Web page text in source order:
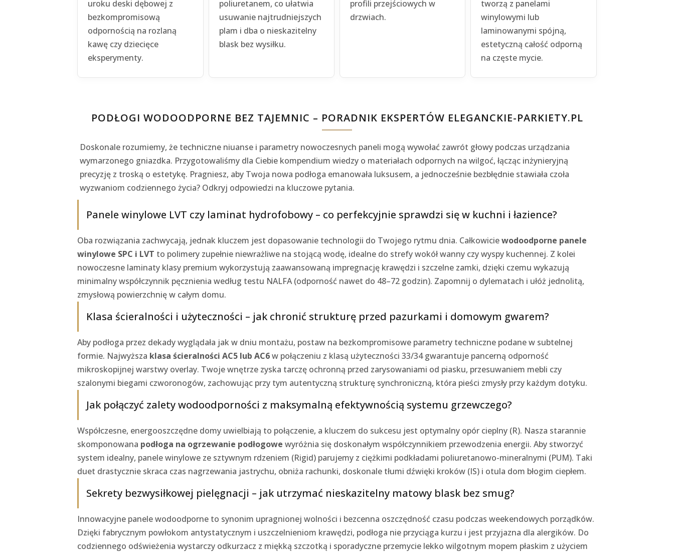
uroku deski dębowej z
bezkompromisową
odpornością na rozlaną
kawę czy dziecięce
eksperymenty.
poliuretanem, co ułatwia
usuwanie najtrudniejszych
plam i dba o nieskazitelny
blask bez wysiłku.
profili przejściowych w
drzwiach.
tworzą z panelami
winylowymi lub
laminowanymi spójną,
estetyczną całość odporną
na częste mycie.
PODŁOGI WODOODPORNE BEZ TAJEMNIC – PORADNIK EKSPERTÓW ELEGANCKIE-PARKIETY.PL
Doskonale rozumiemy, że techniczne niuanse i parametry nowoczesnych paneli mogą wywołać zawrót głowy podczas urządzania
wymarzonego gniazdka. Przygotowaliśmy dla Ciebie kompendium wiedzy o materiałach odpornych na wilgoć, łącząc inżynieryjną
precyzję z troską o estetykę. Pragniesz, aby Twoja nowa podłoga emanowała luksusem, a jednocześnie bezbłędnie stawiała czoła
wyzwaniom codziennego życia? Odkryj odpowiedzi na kluczowe pytania.
Panele winylowe LVT czy laminat hydrofobowy – co perfekcyjnie sprawdzi się w kuchni i łazience?
Oba rozwiązania zachwycają, jednak kluczem jest dopasowanie technologii do Twojego rytmu dnia. Całkowiciewodoodporne panele
winylowe SPC i LVT to polimery zupełnie niewrażliwe na stojącą wodę, idealne do strefy wokół wanny czy wyspy kuchennej. Z kolei
nowoczesne laminaty klasy premium wykorzystują zaawansowaną impregnację krawędzi i szczelne zamki, dzięki czemu wykazują
minimalny współczynnik pęcznienia według testu NALFA (odporność nawet do 48–72 godzin). Zapomnij o dylematach i ułóż jednolitą,
zmysłową powierzchnię w całym domu.
Klasa ścieralności i użyteczności – jak chronić strukturę przed pazurkami i domowym gwarem?
Aby podłoga przez dekady wyglądała jak w dniu montażu, postaw na bezkompromisowe parametry techniczne podane w subtelnej
formie. Najwyższa klasa ścieralności AC5 lub AC6w połączeniu z klasą użyteczności 33/34 gwarantuje pancerną odporność
mikroskopijnej warstwy overlay. Twoje wnętrze zyska tarczę ochronną przed zarysowaniami od piasku, przesuwaniem mebli czy
szalonymi biegami czworonogów, zachowując przy tym autentyczną strukturę synchroniczną, która pieści zmysły przy każdym dotyku.
Jak połączyć zalety wodoodporności z maksymalną efektywnością systemu grzewczego?
Współczesne, energooszczędne domy uwielbiają to połączenie, a kluczem do sukcesu jest optymalny opór cieplny (R). Nasza starannie
skomponowana podłoga na ogrzewanie podłogowe wyróżnia się doskonałym współczynnikiem przewodzenia energii. Aby stworzyć
system idealny, panele winylowe ze sztywnym rdzeniem (Rigid) parujemy z ciężkimi podkładami poliuretanowo-mineralnymi (PUM). Taki
duet drastycznie skraca czas nagrzewania jastrychu, obniża rachunki, doskonale tłumi dźwięki kroków (IS) i otula dom błogim ciepłem.
Sekrety bezwysiłkowej pielęgnacji – jak utrzymać nieskazitelny matowy blask bez smug?
Innowacyjne panele wodoodporne to synonim upragnionej wolności i bezcenna oszczędność czasu podczas weekendowych porządków.
Dzięki fabrycznym powłokom antystatycznym i uszczelnieniom krawędzi, podłoga nie przyciąga kurzu i jest przyjazna dla alergików. Do
codziennego odświeżenia wystarczy odkurzacz z miękką szczotką i sporadyczne przemycie lekko wilgotnym mopem płaskim z użyciem